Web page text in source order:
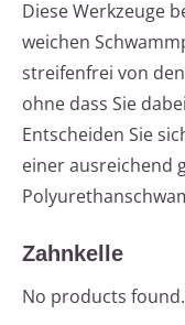
Diese Werkzeuge
weichen
streifenfrei von
ohne dass Sie
Entscheiden Sie
einer ausreichend
Zahnkelle
No products found.